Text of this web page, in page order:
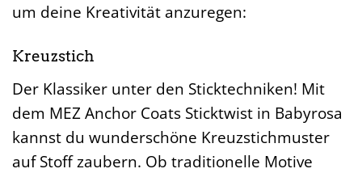
um deine Kreativität anzuregen:
Kreuzstich
Der Klassiker unter den Sticktechniken! Mit
dem MEZ Anchor Coats Sticktwist in Babyrosa
kannst du wunderschöne Kreuzstichmuster
auf Stoff zaubern. Ob traditionelle Motive